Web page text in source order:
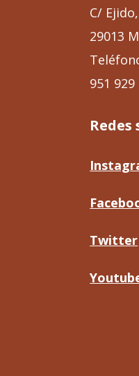
C/
29013
951 929
Redes
Twitter